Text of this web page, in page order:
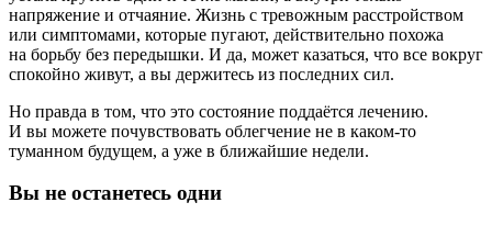
напряжение и отчаяние. Жизнь с тревожным расстройством
или симптомами, которые пугают, действительно похожа
на борьбу без передышки. И да, может казаться, что все вокруг
спокойно живут, а вы держитесь из последних сил.
Но правда в том, что это состояние поддаётся лечению.
И вы можете почувствовать облегчение не в каком‑то
туманном будущем, а уже в ближайшие недели.
Вы не останетесь одни